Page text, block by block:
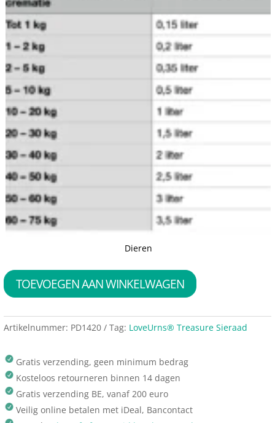
Dieren
TOEVOEGEN AAN WINKELWAGEN
Artikelnummer: PD1420 Tag: LoveUrns® Treasure Sieraad
Gratis verzending, geen minimum bedrag
Kosteloos retourneren binnen 14 dagen
Gratis verzending BE, vanaf 200 euro
Veilig online betalen met iDeal, Bancontact